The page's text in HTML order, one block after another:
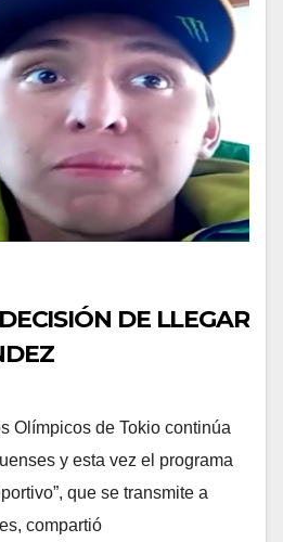
DE LLEGAR
Olímpicos de Tokio continúa
y esta vez el programa
que se transmite a
compartió